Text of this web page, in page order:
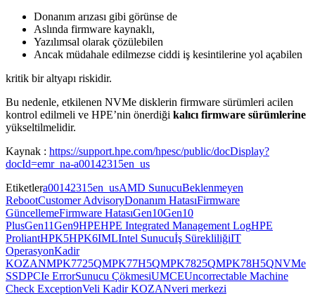
Donanım arızası gibi görünse de
Aslında firmware kaynaklı,
Yazılımsal olarak çözülebilen
Ancak müdahale edilmezse ciddi iş kesintilerine yol açabilen
kritik bir altyapı riskidir.
Bu nedenle, etkilenen NVMe disklerin firmware sürümleri acilen
kontrol edilmeli ve HPE’nin önerdiği kalıcı firmware sürümlerine
yükseltilmelidir.
Kaynak : https://support.hpe.com/hpesc/public/docDisplay?
docId=emr_na-a00142315en_us
Etiketlera00142315en_usAMD SunucuBeklenmeyen
RebootCustomer AdvisoryDonanım HatasıFirmware
GüncellemeFirmware HatasıGen10Gen10
PlusGen11Gen9HPEHPE Integrated Management LogHPE
ProliantHPK5HPK6IMLIntel Sunucuİş SürekliliğiIT
OperasyonKadir
KOZANMPK7725QMPK77H5QMPK7825QMPK78H5QNVMe
SSDPCIe ErrorSunucu ÇökmesiUMCEUncorrectable Machine
Check ExceptionVeli Kadir KOZANveri merkezi